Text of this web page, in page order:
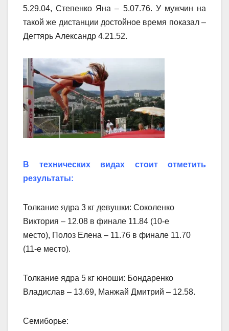
5.29.04, Степенко Яна – 5.07.76. У мужчин на
такой же дистанции достойное время показал –
Дегтярь Александр 4.21.52.
В технических видах стоит отметить
результаты:
Толкание ядра 3 кг девушки: Соколенко
Виктория – 12.08 в финале 11.84 (10-е
место), Полоз Елена – 11.76 в финале 11.70
(11-е место).
Толкание ядра 5 кг юноши: Бондаренко
Владислав – 13.69, Манжай Дмитрий – 12.58.
Семиборье: